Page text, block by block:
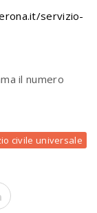
servizio-
il numero
civile universale